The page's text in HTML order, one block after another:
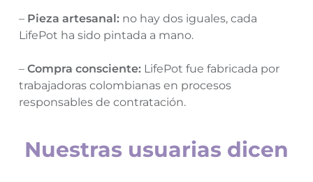
– Pieza artesanal:no hay dos iguales, cada
LifePot ha sido pintada a mano.
– Compra consciente:LifePot fue fabricada por
trabajadoras colombianas en procesos
responsables de contratación.
Nuestras usuarias dicen